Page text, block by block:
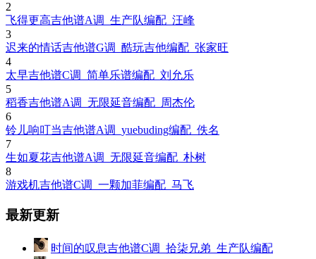
2
飞得更高吉他谱A调_生产队编配_汪峰
3
迟来的情话吉他谱G调_酷玩吉他编配_张家旺
4
太早吉他谱C调_简单乐谱编配_刘允乐
5
稻香吉他谱A调_无限延音编配_周杰伦
6
铃儿响叮当吉他谱A调_yuebuding编配_佚名
7
生如夏花吉他谱A调_无限延音编配_朴树
8
游戏机吉他谱C调_一颗加菲编配_马飞
最新更新
时间的叹息吉他谱C调_拾柒兄弟_生产队编配